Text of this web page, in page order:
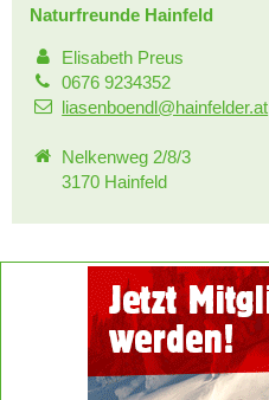
Naturfreunde Hainfeld
Elisabeth Preus
0676 9234352
liasenboendl@hainfelder.at
Nelkenweg 2/8/3
3170 Hainfeld